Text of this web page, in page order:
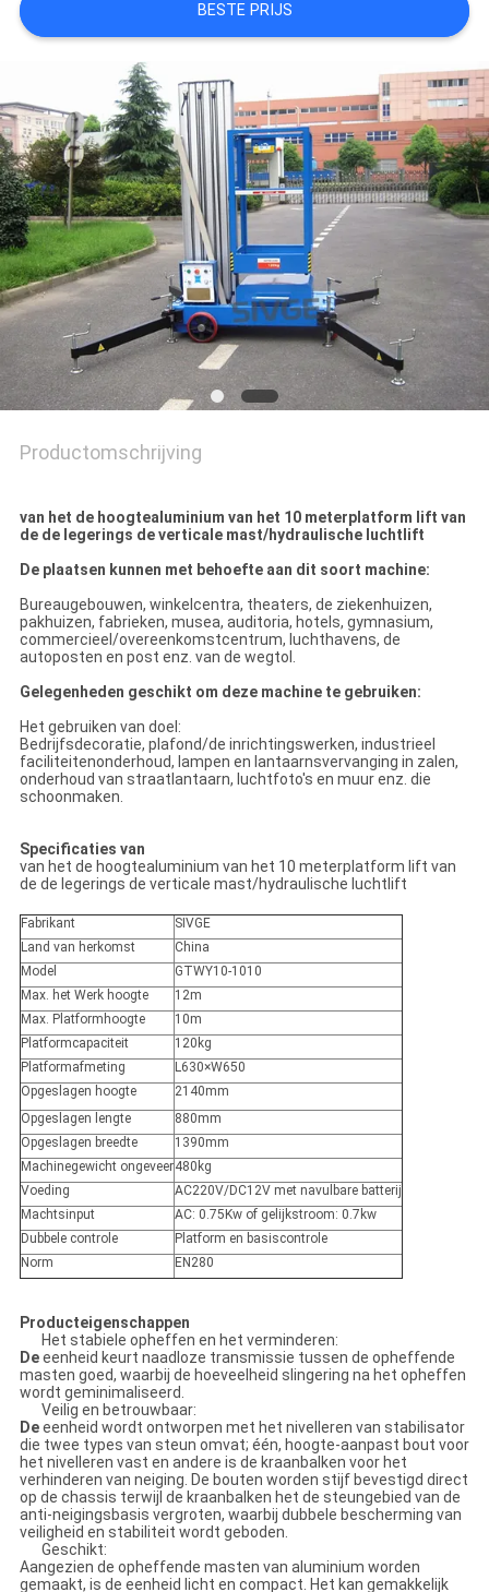
PRIVACY
BESTE PRIJS
Productomschrijving
van het de hoogtealuminium van het 10 meterplatform lift van
de de legerings de verticale mast/hydraulische luchtlift
De plaatsen kunnen met behoefte aan dit soort machine:
Bureaugebouwen, winkelcentra, theaters, de ziekenhuizen,
pakhuizen, fabrieken, musea, auditoria, hotels, gymnasium,
commercieel/overeenkomstcentrum, luchthavens, de
autoposten en post enz. van de wegtol.
Gelegenheden geschikt om deze machine te gebruiken:
Het gebruiken van doel:
Bedrijfsdecoratie, plafond/de inrichtingswerken, industrieel
faciliteitenonderhoud, lampen en lantaarnsvervanging in zalen,
onderhoud van straatlantaarn, luchtfoto's en muur enz. die
schoonmaken.
Specificaties van
van het de hoogtealuminium van het 10 meterplatform lift van
de de legerings de verticale mast/hydraulische luchtlift
Fabrikant
SIVGE
Land van herkomst
China
Model
GTWY10-1010
Max. het Werk hoogte
12m
Max. Platformhoogte
10m
Platformcapaciteit
120kg
Platformafmeting
L630×W650
Opgeslagen hoogte
2140mm
Opgeslagen lengte
880mm
Opgeslagen breedte
1390mm
Machinegewicht ongeveer480kg
Voeding
AC220V/DC12V met navulbare batterij
Machtsinput
AC: 0.75Kw of gelijkstroom: 0.7kw
Dubbele controle
Platform en basiscontrole
Norm
EN280
Producteigenschappen
Het stabiele opheffen en het verminderen:
Deeenheid keurt naadloze transmissie tussen de opheffende
masten goed, waarbij de hoeveelheid slingering na het opheffen
wordt geminimaliseerd.
Veilig en betrouwbaar:
Deeenheid wordt ontworpen met het nivelleren van stabilisator
die twee types van steun omvat; één, hoogte-aanpast bout voor
het nivelleren vast en andere is de kraanbalken voor het
verhinderen van neiging. De bouten worden stijf bevestigd direct
op de chassis terwijl de kraanbalken het de steungebied van de
anti-neigingsbasis vergroten, waarbij dubbele bescherming van
veiligheid en stabiliteit wordt geboden.
Geschikt:
Aangezien de opheffende masten van aluminium worden
gemaakt, is de eenheid licht en compact. Het kan gemakkelijk